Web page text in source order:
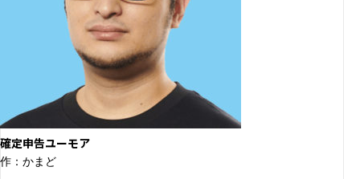
確定申告ユーモア
作：かまど